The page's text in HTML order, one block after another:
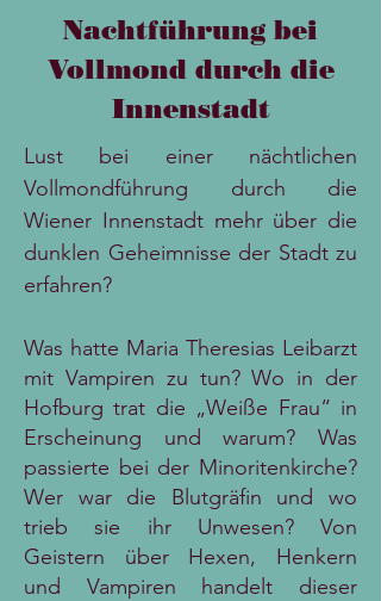
Nachtführung bei
Vollmond durch die
Innenstadt
Lust bei einer nächtlichen
Vollmondführung durch die
Wiener Innenstadt mehr über die
dunklen Geheimnisse der Stadt zu
erfahren?
Was hatte Maria Theresias Leibarzt
mit Vampiren zu tun? Wo in der
Hofburg trat die „Weiße Frau“ in
Erscheinung und warum? Was
passierte bei der Minoritenkirche?
Wer war die Blutgräfin und wo
trieb sie ihr Unwesen? Von
Geistern über Hexen, Henkern
und Vampiren handelt dieser